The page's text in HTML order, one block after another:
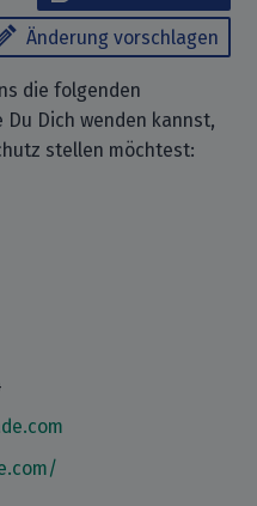
Änderung vorschlagen
die folgenden
Dich wenden kannst,
stellen möchtest: